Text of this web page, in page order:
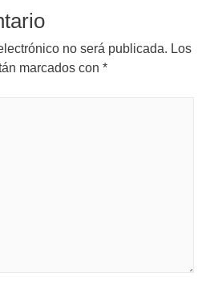
no será publicada. Los
marcados con *